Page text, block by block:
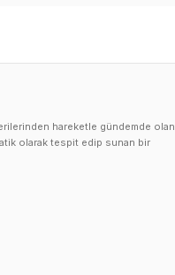
hareketle gündemde olan
olarak tespit edip sunan bir